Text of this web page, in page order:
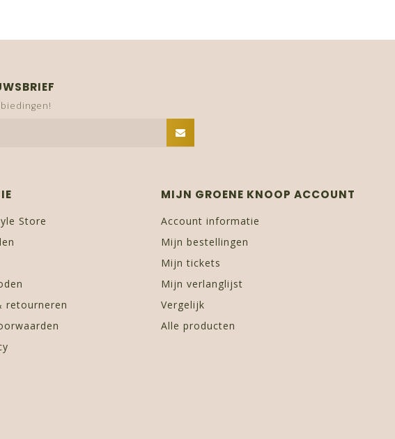
Store
retourneren
MIJN GROENE KNOOP ACCOUNT
Account informatie
Mijn bestellingen
Mijn tickets
Mijn verlanglijst
Vergelijk
Alle producten